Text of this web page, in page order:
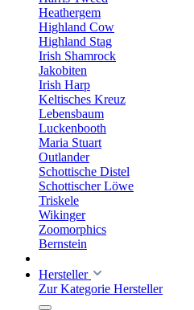
Heathergem
Highland Cow
Highland Stag
Irish Shamrock
Jakobiten
Irish Harp
Keltisches Kreuz
Lebensbaum
Luckenbooth
Maria Stuart
Outlander
Schottische Distel
Schottischer Löwe
Triskele
Wikinger
Zoomorphics
Bernstein
Hersteller
Zur Kategorie Hersteller